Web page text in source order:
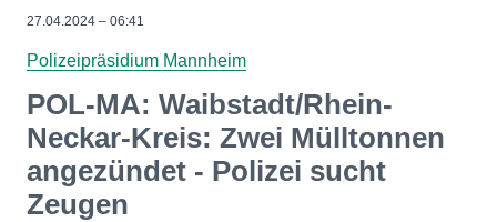
27.04.2024 – 06:41
Polizeipräsidium Mannheim
POL-MA: Waibstadt/Rhein-
Neckar-Kreis: Zwei Mülltonnen
angezündet - Polizei sucht
Zeugen